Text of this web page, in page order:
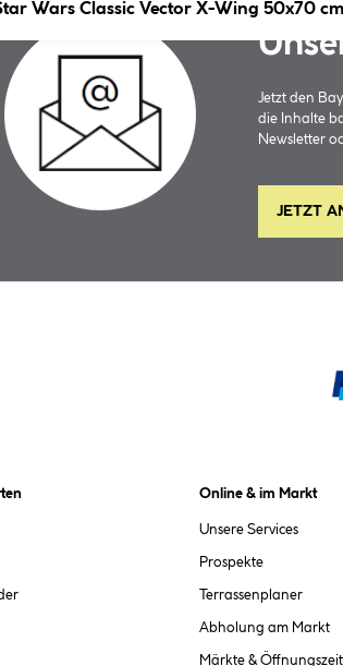
Wars Classic Vector X-Wing 50x70 cm
Jetzt den
die Inhalte
Newsletter
JETZT
Online & im Markt
Unsere Services
Prospekte
Terrassenplaner
Abholung am Markt
Märkte &